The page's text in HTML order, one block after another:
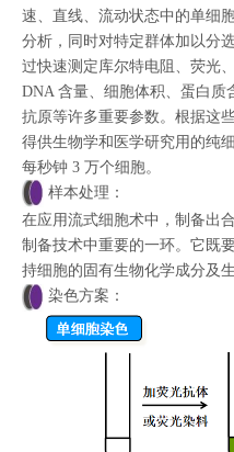
速、直线、流动状态中的单细
分析，同时对特定群体加以分
过快速测定库尔特电阻、荧光
DNA 含量、细胞体积、蛋白质
抗原等许多重要参数。根据这
得供生物学和医学研究用的纯
每秒钟 3 万个细胞。
样本处理：
在应用流式细胞术中，制备出
制备技术中重要的一环。它既
持细胞的固有生物化学成分及
染色方案：